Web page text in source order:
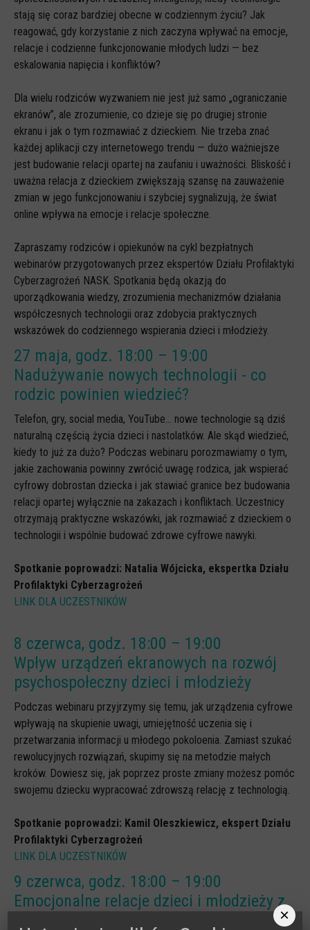
stają się coraz bardziej obecne w codziennym życiu? Jak
reagować, gdy korzystanie z nich zaczyna wpływać na emocje,
relacje i codzienne funkcjonowanie młodych ludzi — bez
eskalowania napięcia i konfliktów?
Dla wielu rodziców wyzwaniem nie jest już samo „ograniczanie
ekranów”, ale zrozumienie, co dzieje się po drugiej stronie
ekranu i jak o tym rozmawiać z dzieckiem. Nie trzeba znać
każdej aplikacji czy internetowego trendu — dużo ważniejsze
jest budowanie relacji opartej na zaufaniu i uważności. Bliskość i
uważna relacja z dzieckiem zwiększają szansę na zauważenie
zmian w jego funkcjonowaniu i szybciej sygnalizują, że świat
online wpływa na emocje i relacje społeczne.
Zapraszamy rodziców i opiekunów na cykl bezpłatnych
webinarów przygotowanych przez ekspertów Działu Profilaktyki
Cyberzagrożeń NASK. Spotkania będą okazją do
uporządkowania wiedzy, zrozumienia mechanizmów działania
współczesnych technologii oraz zdobycia praktycznych
wskazówek do codziennego wspierania dzieci i młodzieży.
27 maja, godz. 18:00 – 19:00
Nadużywanie nowych technologii - co
rodzic powinien wiedzieć?
Telefon, gry, social media, YouTube… nowe technologie są dziś
naturalną częścią życia dzieci i nastolatków. Ale skąd wiedzieć,
kiedy to już za dużo? Podczas webinaru porozmawiamy o tym,
jakie zachowania powinny zwrócić uwagę rodzica, jak wspierać
cyfrowy dobrostan dziecka i jak stawiać granice bez budowania
relacji opartej wyłącznie na zakazach i konfliktach. Uczestnicy
otrzymają praktyczne wskazówki, jak rozmawiać z dzieckiem o
technologii i wspólnie budować zdrowe cyfrowe nawyki.
Spotkanie poprowadzi: Natalia Wójcicka, ekspertka Działu
Profilaktyki Cyberzagrożeń
LINK DLA UCZESTNIKÓW
8 czerwca, godz. 18:00 – 19:00
Wpływ urządzeń ekranowych na rozwój
psychospołeczny dzieci i młodzieży
Podczas webinaru przyjrzymy się temu, jak urządzenia cyfrowe
wpływają na skupienie uwagi, umiejętność uczenia się i
przetwarzania informacji u młodego pokoloenia. Zamiast szukać
rewolucyjnych rozwiązań, skupimy się na metodzie małych
kroków. Dowiesz się, jak poprzez proste zmiany możesz pomóc
swojemu dziecku wypracować zdrowszą relację z technologią.
Spotkanie poprowadzi: Kamil Oleszkiewicz, ekspert Działu
Profilaktyki Cyberzagrożeń
LINK DLA UCZESTNIKÓW
9 czerwca, godz. 18:00 – 19:00
Emocjonalne relacje dzieci i młodzieży z
Spoty
Audiobooki
Infografiki
Gry
Nasze gry
LARP o dezinformacji "Koryntia"
Gra karciana o deinformacji "Dezinfo"
Gra planszowa o cyberhigienie "Digital Brainiacs"
Kalambury z cyberhigieny "Cybermaster"
Kontakt
Dane teleadresowe
Dołącz do newslettera
×